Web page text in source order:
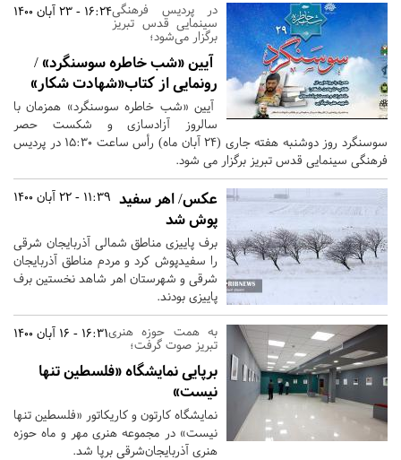
16:24 - 23 آبان 1400در پردیس فرهنگی
سینمایی قدس تبریز
برگزار می‌شود؛
آیین «شب خاطره سوسنگرد» /
رونمایی از کتاب«شهادت شکار»
آیین «شب خاطره سوسنگرد» همزمان با
سالروز آزادسازی و شکست حصر
سوسنگرد روز دوشنبه هفته جاری (24 آبان ماه) رأس ساعت 15:30 در پردیس
فرهنگی سینمایی قدس تبریز برگزار می شود.
11:39 - 22 آبان 1400 عکس/ اهر سفید
پوش شد
برف پاییزی مناطق شمالی آذربایجان شرقی
را سفیدپوش کرد و مردم مناطق آذربایجان
شرقی و شهرستان اهر شاهد نخستین برف
پاییزی بودند.
16:31 - 16 آبان 1400به همت حوزه هنری
تبریز صوت گرفت؛
برپایی نمایشگاه «فلسطین تنها
نیست»
نمایشگاه کارتون و کاریکاتور «فلسطین تنها
نیست» در مجموعه هنری مهر و ماه حوزه
هنری آذربایجان‌شرقی برپا شد.